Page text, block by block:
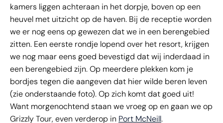
kamers liggen achteraan in het dorpje, boven op een
heuvel met uitzicht op de haven. Bij de receptie worden
we er nog eens op gewezen dat we in een berengebied
zitten. Een eerste rondje lopend over het resort, krijgen
we nog maar eens goed bevestigd dat wij inderdaad in
een berengebied zijn. Op meerdere plekken kom je
bordjes tegen die aangeven dat hier wilde beren leven
(zie onderstaande foto). Op zich komt dat goed uit!
Want morgenochtend staan we vroeg op en gaan we op
Grizzly Tour, even verderop in Port McNeill.